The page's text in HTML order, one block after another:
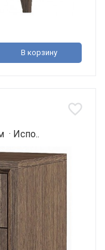
В корзину
· Испо..